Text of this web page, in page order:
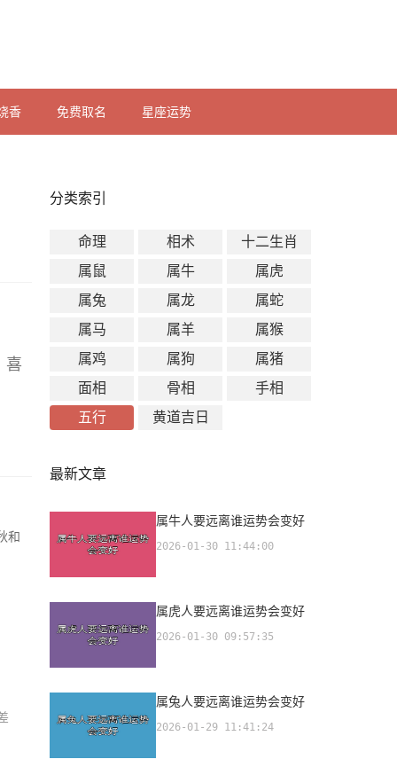
香 免费取名 星座运势
喜
和
分类索引
命理 相术
十二生肖
属鼠
属牛
属虎
属兔
属龙
属蛇
属马
属羊
属猴
属鸡
属狗
属猪
面相
骨相
手相
五行
黄道吉日
最新文章
属牛人要远离谁运势会变好
2026-01-30 11:44:00
属虎人要远离谁运势会变好
2026-01-30 09:57:35
属兔人要远离谁运势会变好
2026-01-29 11:41:24